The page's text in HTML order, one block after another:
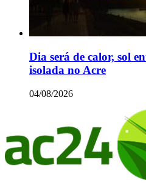
Dia será de calor, sol
isolada no Acre
04/08/2026